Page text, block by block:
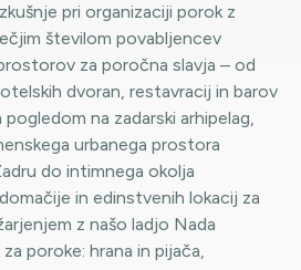
pri organizaciji porok z
številom povabljencev
za poročna slavja – od
dvoran, restavracij in barov
pogledom na zadarski arhipelag,
urbanega prostora
do intimnega okolja
in edinstvenih lokacij za
z našo ladjo Nada
poroke: hrana in pijača,